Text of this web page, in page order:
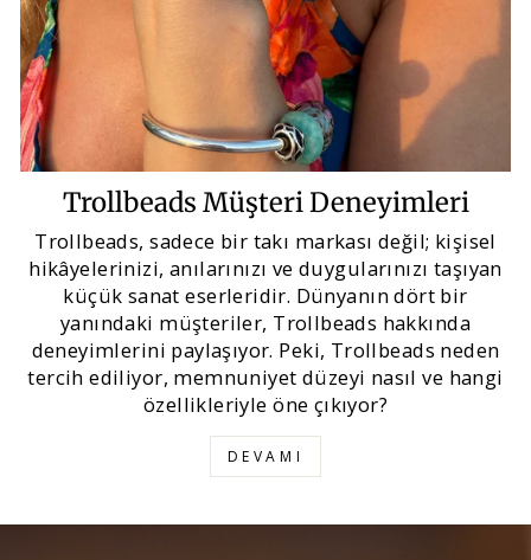
Trollbeads Müşteri Deneyimleri
Trollbeads, sadece bir takı markası değil; kişisel
hikâyelerinizi, anılarınızı ve duygularınızı taşıyan
küçük sanat eserleridir. Dünyanın dört bir
yanındaki müşteriler, Trollbeads hakkında
deneyimlerini paylaşıyor. Peki, Trollbeads neden
tercih ediliyor, memnuniyet düzeyi nasıl ve hangi
özellikleriyle öne çıkıyor?
DEVAMI